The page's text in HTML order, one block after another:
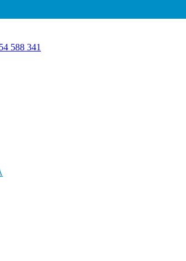
588 341